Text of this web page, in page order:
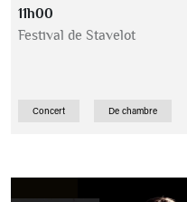
11h00
Festival de Stavelot
Concert De chambre